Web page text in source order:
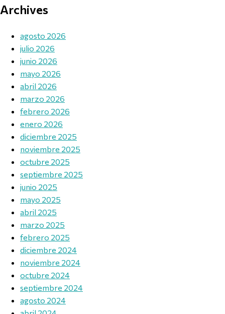
Archives
agosto 2026
julio 2026
junio 2026
mayo 2026
abril 2026
marzo 2026
febrero 2026
enero 2026
diciembre 2025
noviembre 2025
octubre 2025
septiembre 2025
junio 2025
mayo 2025
abril 2025
marzo 2025
febrero 2025
diciembre 2024
noviembre 2024
octubre 2024
septiembre 2024
agosto 2024